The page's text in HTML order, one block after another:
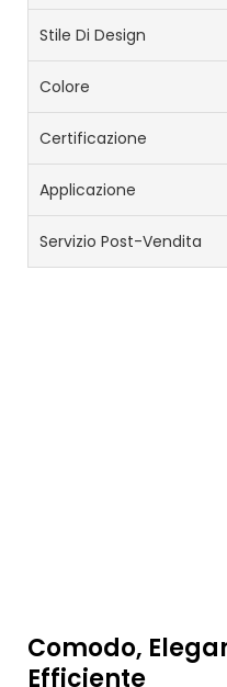
Stile Di Design
Colore
Certificazione
Applicazione
Servizio Post-Vendita
Comodo,
Efficiente